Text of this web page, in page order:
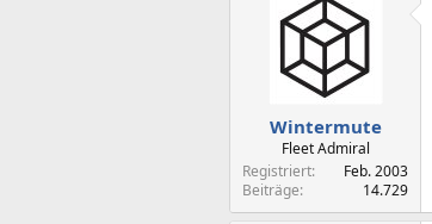
Wintermute
Fleet Admiral
Registriert
Feb. 2003
Beiträge
14.729